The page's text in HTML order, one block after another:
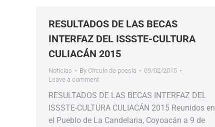
RESULTADOS DE LAS BECAS
INTERFAZ DEL ISSSTE-CULTURA
CULIACÁN 2015
Noticias By Círculo de poesía
09/02/2015
Leave a comment
RESULTADOS DE LAS BECAS INTERFAZ DEL
ISSSTE-CULTURA CULIACÁN 2015 Reunidos en
el Pueblo de La Candelaria, Coyoacán a 9 de